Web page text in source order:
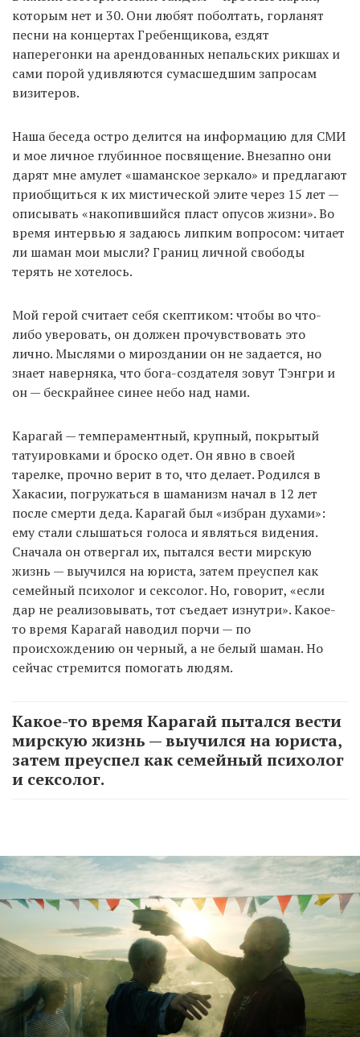
которым нет и 30. Они любят поболтать, горланят
песни на концертах Гребенщикова, ездят
наперегонки на арендованных непальских рикшах и
сами порой удивляются сумасшедшим запросам
визитеров.
Наша беседа остро делится на информацию для СМИ
и мое личное глубинное посвящение. Внезапно они
дарят мне амулет «шаманское зеркало» и предлагают
приобщиться к их мистической элите через 15 лет —
описывать «накопившийся пласт опусов жизни». Во
время интервью я задаюсь липким вопросом: читает
ли шаман мои мысли? Границ личной свободы
терять не хотелось.
Мой герой считает себя скептиком: чтобы во что-
либо уверовать, он должен прочувствовать это
лично. Мыслями о мироздании он не задается, но
знает наверняка, что бога-создателя зовут Тэнгри и
он — бескрайнее синее небо над нами.
Карагай — темпераментный, крупный, покрытый
татуировками и броско одет. Он явно в своей
тарелке, прочно верит в то, что делает. Родился в
Хакасии, погружаться в шаманизм начал в 12 лет
после смерти деда. Карагай был «избран духами»:
ему стали слышаться голоса и являться видения.
Сначала он отвергал их, пытался вести мирскую
жизнь — выучился на юриста, затем преуспел как
семейный психолог и сексолог. Но, говорит, «если
дар не реализовывать, тот съедает изнутри». Какое-
то время Карагай наводил порчи — по
происхождению он черный, а не белый шаман. Но
сейчас стремится помогать людям.
Какое-то время Карагай пытался вести
мирскую жизнь — выучился на юриста,
затем преуспел как семейный психолог
и сексолог.